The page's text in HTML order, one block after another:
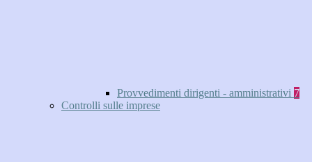
Provvedimenti dirigenti - amministrativi 7
Controlli sulle imprese